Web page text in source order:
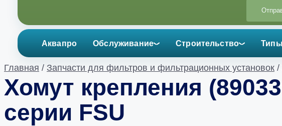
Аквапро Обслуживание Строительство
Главная / Запчасти для фильтров и фильтрационных установок /
Хомут крепления
серии FSU